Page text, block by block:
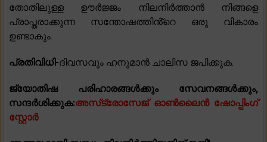
തോതിലുള്ള ഊർജ്ജം നിലനിർത്താൻ നിങ്ങളെ
പ്രാപ്തരാക്കുന്ന സന്തോഷത്തിൻ്റെ ഒരു വികാരം
ഉണ്ടാകും.
പ്രതിവിധി-ദിവസവും ഹനുമാൻ ചാലിസ ജപിക്കുക.
ജ്യോതിഷ പരിഹാരങ്ങൾക്കും സേവനങ്ങൾക്കും,
സന്ദർശിക്കുക:അസ്‌ട്രോസേജ് ഓൺലൈൻ ഷോപ്പിംഗ്
സ്റ്റോർ